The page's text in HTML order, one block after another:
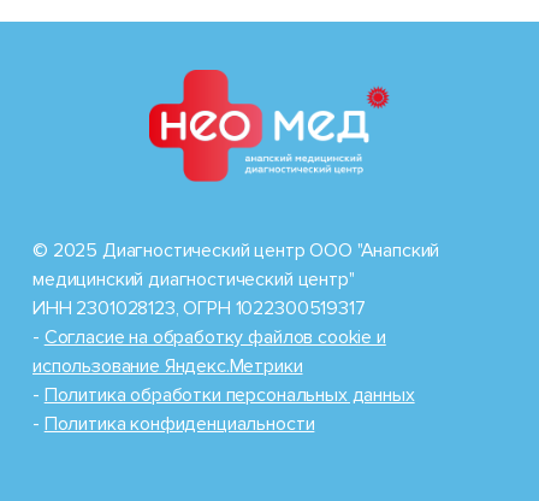
© 2025 Диагностический центр ООО "Анапский
медицинский диагностический центр"
ИНН 2301028123, ОГРН 1022300519317
- Cогласие на обработку файлов cookie и
использование Яндекс.Метрики
- Политика обработки персональных данных
- Политика конфиденциальности